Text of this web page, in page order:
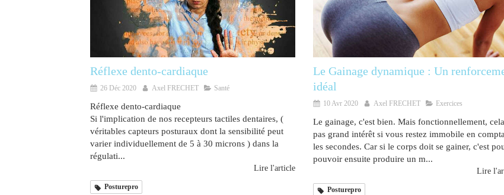
Réflexe dento-cardiaque
26 Déc 2020 Axel FRECHET Santé
Réflexe dento-cardiaque
Si l'implication de nos recepteurs tactiles dentaires, (
véritables capteurs posturaux dont la sensibilité peut
varier individuellement de 5 à 30 microns ) dans la
régulati...
Lire l'article
Posturepro
Le Gainage dynamique : Un
idéal
10 Avr 2020 Axel FRECHET Exercices
Le gainage, c'est bien. Mais fonctionnellement,
pas grand intérêt si vous restez immobile en
les secondes. Car si le corps doit se gainer, c'est
pouvoir ensuite produire un m...
Lire
Posturepro